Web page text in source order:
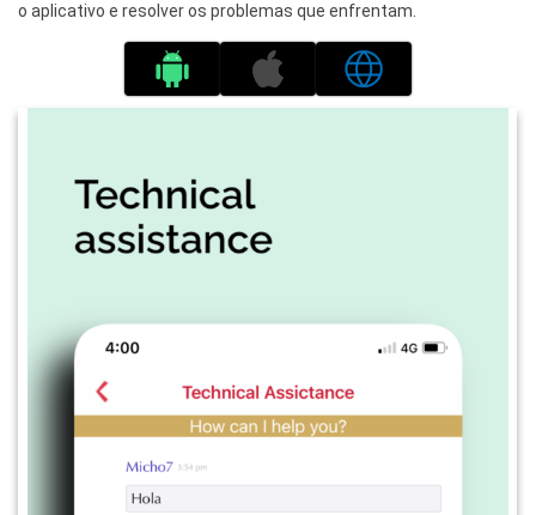
o aplicativo e resolver os problemas que enfrentam.